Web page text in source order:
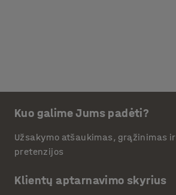
Kuo galime Jums padėti?
Užsakymo atšaukimas, grąžinimas ir
pretenzijos
Klientų aptarnavimo skyrius